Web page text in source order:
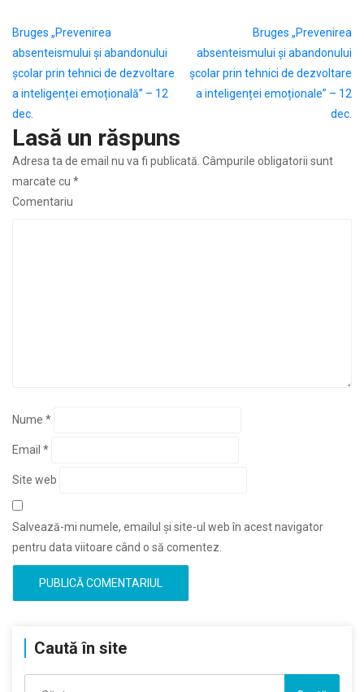
Navigare
în
articole
Bruges „Prevenirea
absenteismului și abandonului
școlar prin tehnici de dezvoltare
a inteligenței emoțională” – 12
dec.
Bruges „Prevenirea
absenteismului și abandonului
școlar prin tehnici de dezvoltare
a inteligenței emoționale” – 12
dec.
Lasă un răspuns
Adresa ta de email nu va fi publicată. Câmpurile obligatorii sunt
marcate cu *
Comentariu
Nume *
Email *
Site web
Salvează-mi numele, emailul și site-ul web în acest navigator
pentru data viitoare când o să comentez.
Caută în site